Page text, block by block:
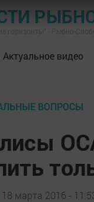
Актуальное видео
ВОПРОСЫ
18 марта 2016 -